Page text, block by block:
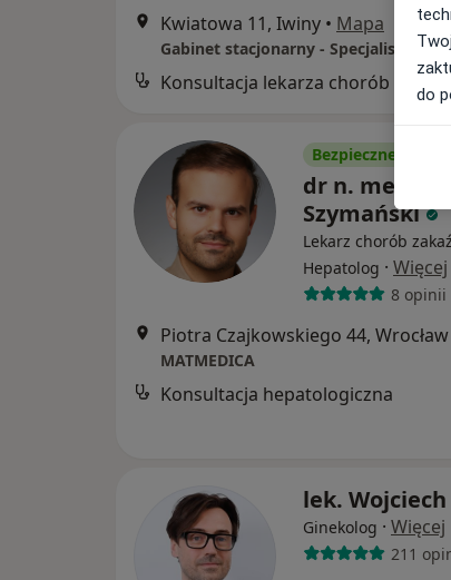
Kwiatowa 11, Iwiny • Mapa
Konsultacja lekarza chorób
Bezpieczne
dr n. med.
Szymański
Lekarz chorób
Hepatolog · Więcej
8 opinii
Piotra Czajkowskiego 44, Wrocław
MATMEDICA
Konsultacja hepatologiczna
lek.
Ginekolog · Więcej
211
do